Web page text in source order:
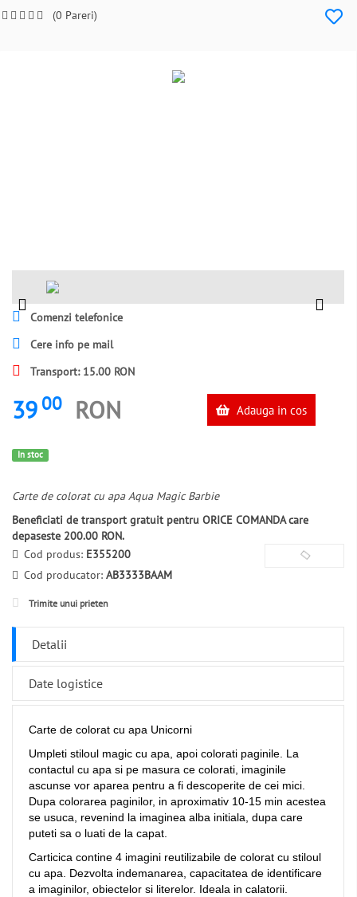
(0 Pareri)
Comenzi telefonice
Cere info pe mail
Transport: 15.00 RON
39 00 RON Adauga in cos
In stoc
Carte de colorat cu apa Aqua Magic Barbie
Beneficiati de transport gratuit pentru ORICE COMANDA care
depaseste 200.00 RON.
Cod produs: E355200
Cod producator: AB3333BAAM
Trimite unui prieten
Detalii
Date logistice
Carte de colorat cu apa Unicorni
Umpleti stiloul magic cu apa, apoi colorati paginile. La
contactul cu apa si pe masura ce colorati, imaginile
ascunse vor aparea pentru a fi descoperite de cei mici.
Dupa colorarea paginilor, in aproximativ 10-15 min acestea
se usuca, revenind la imaginea alba initiala, dupa care
puteti sa o luati de la capat.
Carticica contine 4 imagini reutilizabile de colorat cu stiloul
cu apa. Dezvolta indemanarea, capacitatea de identificare
a imaginilor, obiectelor si literelor. Ideala in calatorii.